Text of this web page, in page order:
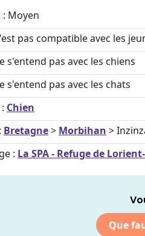
: Moyen
pas compatible avec les
s'entend pas avec les chiens
s'entend pas avec les chats
Chien
Bretagne> Morbihan >
: La SPA - Refuge de
Que